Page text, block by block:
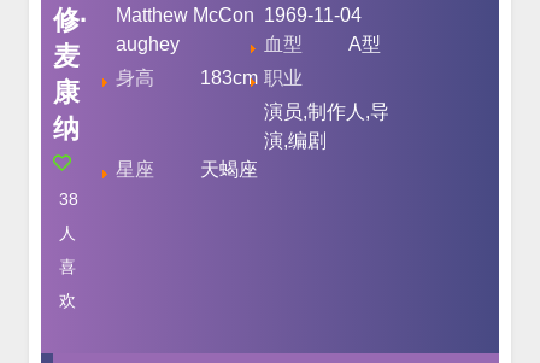
修·
麦
康
纳
38
人
喜
欢
Matthew McCon
aughey
1969-11-04
血型
A型
身高
183cm 职业
演员,制作人,导
演,编剧
星座
天蝎座